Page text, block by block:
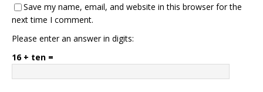
Save my name, email, and website in this browser for the
next time I comment.
Please enter an answer in digits:
16 + ten =